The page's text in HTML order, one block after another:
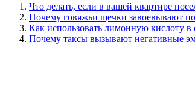
Что делать, если в вашей квартире
Почему говяжьи щечки завоевывают
Как использовать лимонную кислоту
Почему таксы вызывают негативные